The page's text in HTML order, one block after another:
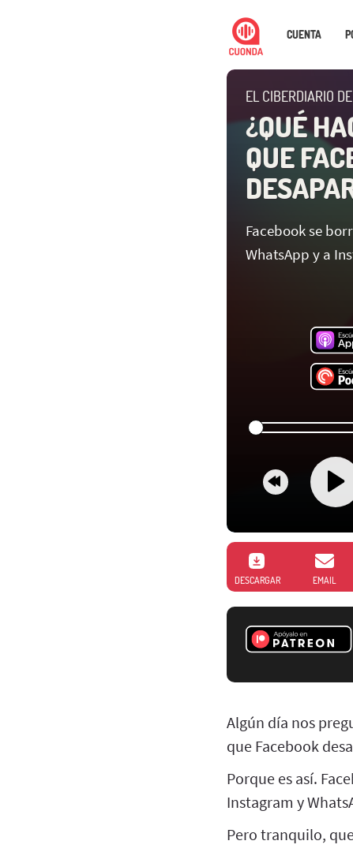
CUENTA
EL CIBERDIARIO
¿QUÉ
QUE
Facebook se
WhatsApp y a
DESCARGAR EMAIL
Algún día nos
que Facebook
Porque es así.
Instagram y
Pero tranquilo,